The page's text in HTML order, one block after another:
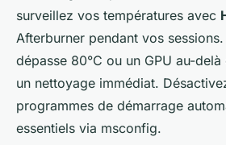
surveillez vos températures avec
Afterburner pendant vos
dépasse 80°C ou un GPU au-
un nettoyage immédiat.
programmes de démarrage
essentiels via msconfig.